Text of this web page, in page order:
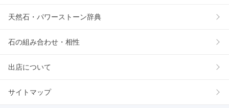
天然石・パワーストーン辞典
石の組み合わせ・相性
出店について
サイトマップ